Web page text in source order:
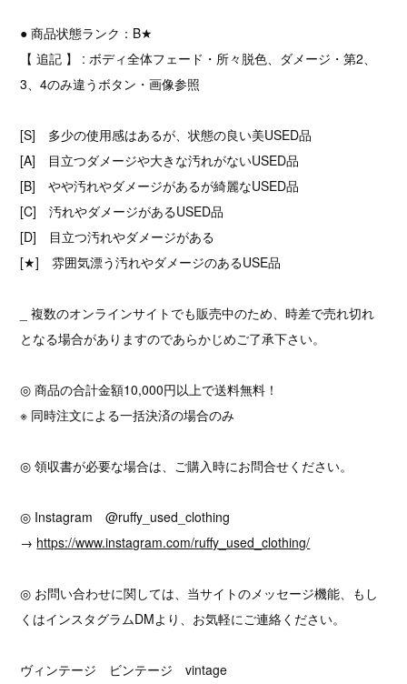
● 商品状態ランク：B★
【 追記 】 : ボディ全体フェード・所々脱色、ダメージ・第2、
3、4のみ違うボタン・画像参照
[S] 多少の使用感はあるが、状態の良い美USED品
[A] 目立つダメージや大きな汚れがないUSED品
[B] やや汚れやダメージがあるが綺麗なUSED品
[C] 汚れやダメージがあるUSED品
[D] 目立つ汚れやダメージがある
[★] 雰囲気漂う汚れやダメージのあるUSE品
_ 複数のオンラインサイトでも販売中のため、時差で売れ切れ
となる場合がありますのであらかじめご了承下さい。
◎ 商品の合計金額10,000円以上で送料無料！
※ 同時注文による一括決済の場合のみ
◎ 領収書が必要な場合は、ご購入時にお問合せください。
◎ Instagram @ruffy_used_clothing
→ https://www.instagram.com/ruffy_used_clothing/
◎ お問い合わせに関しては、当サイトのメッセージ機能、もし
くはインスタグラムDMより、お気軽にご連絡ください。
ヴィンテージ ビンテージ vintage